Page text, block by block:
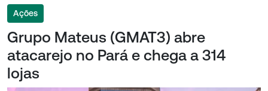
Ações
Grupo Mateus (GMAT3) abre
atacarejo no Pará e chega a 314
lojas